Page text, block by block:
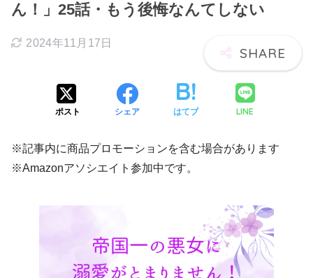
ん！」25話・もう後悔なんてしない
2024年11月17日
ポスト シェア はてブ LINE
※記事内に商品プロモーションを含む場合があります
※Amazonアソシエイト参加中です。